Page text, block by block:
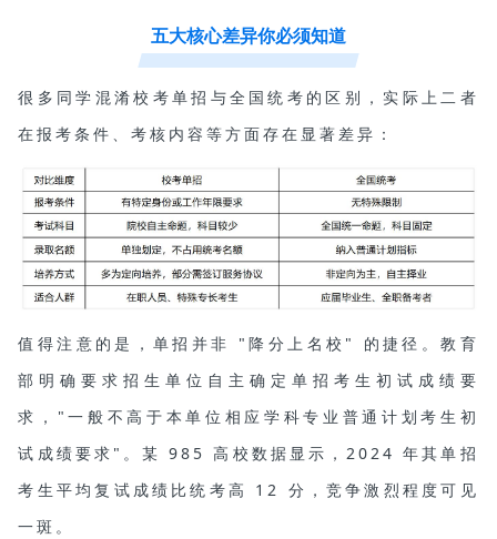
五大核心差异你必须知道
很多同学混淆校考单招与全国统考的区别，实际上二者
在报考条件、考核内容等方面存在显著差异：
值得注意的是，单招并非 "降分上名校" 的捷径。教育
部明确要求招生单位自主确定单招考生初试成绩要
求，"一般不高于本单位相应学科专业普通计划考生初
试成绩要求"。某 985 高校数据显示，2024 年其单招
考生平均复试成绩比统考高 12 分，竞争激烈程度可见
一斑。